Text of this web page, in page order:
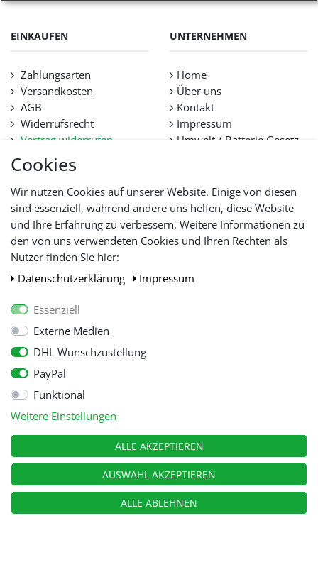
Cookies
Wir nutzen Cookies auf unserer Website. Einige von diesen
sind essenziell, während andere uns helfen, diese Website
und Ihre Erfahrung zu verbessern. Weitere Informationen zu
den von uns verwendeten Cookies und Ihren Rechten als
Nutzer finden Sie hier:
Daten­schutz­erklärung
Impressum
Essenziell
Externe Medien
DHL Wunschzustellung
PayPal
Funktional
Weitere Einstellungen
ALLE AKZEPTIEREN
AUSWAHL AKZEPTIEREN
ALLE ABLEHNEN
EINKAUFEN
Zahlungsarten
Versandkosten
AGB
Widerrufsrecht
Vertrag widerrufen
Datenschutz
Hilfe
Lieferfristen und
Lieferbeschränkung
UNTERNEHMEN
Home
Über uns
Kontakt
Impressum
Umwelt / Batterie Gesetz
WIR AKZEPTIEREN
© Copyright 2026 Tooltraders GmbH. Alle Rechte vorbehalten